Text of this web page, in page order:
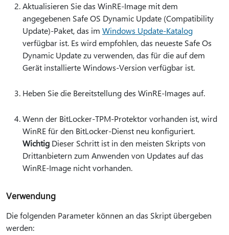
Aktualisieren Sie das WinRE-Image mit dem
angegebenen Safe OS Dynamic Update (Compatibility
Update)-Paket, das im Windows Update-Katalog
verfügbar ist. Es wird empfohlen, das neueste Safe Os
Dynamic Update zu verwenden, das für die auf dem
Gerät installierte Windows-Version verfügbar ist.
Heben Sie die Bereitstellung des WinRE-Images auf.
Wenn der BitLocker-TPM-Protektor vorhanden ist, wird
WinRE für den BitLocker-Dienst neu konfiguriert.
Wichtig Dieser Schritt ist in den meisten Skripts von
Drittanbietern zum Anwenden von Updates auf das
WinRE-Image nicht vorhanden.
Verwendung
Die folgenden Parameter können an das Skript übergeben
werden: